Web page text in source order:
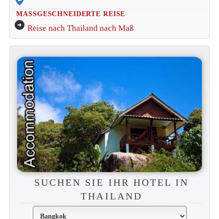
MASSGESCHNEIDERTE REISE
arrow_circle_right Reise nach Thailand nach Maß
SUCHEN SIE IHR HOTEL IN
THAILAND